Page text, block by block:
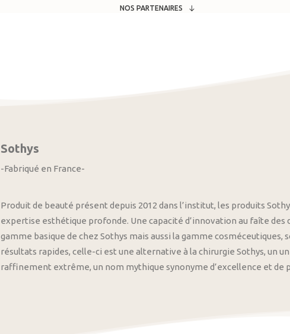
NOS PARTENAIRES
Sothys
-Fabriqué en France-
Produit de beauté présent depuis 2012 dans l’institut, les produits
expertise esthétique profonde. Une capacité d’innovation au faîte
gamme basique de chez Sothys mais aussi la gamme
résultats rapides, celle-ci est une alternative à la chirurgie Sothys, un
raffinement extrême, un nom mythique synonyme d’excellence et de